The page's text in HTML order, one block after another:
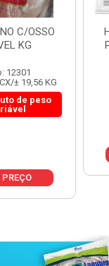
BOVINO
2,016KG
1263
CX/1